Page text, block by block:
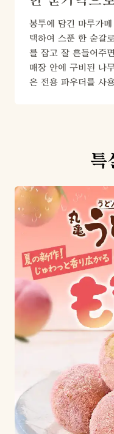
봉투에 담긴 마루가
택하여 스푼 한 숟갈
를 잡고 잘 흔들어주
매장 안에 구비된 나
은 전용 파우더를 사
특